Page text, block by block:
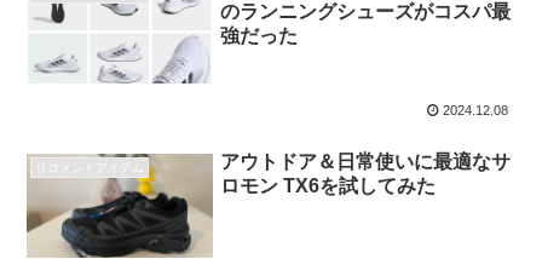
のランニングシューズがコスパ最
強だった
2024.12.08
リコメンドアイテム
アウトドア＆日常使いに最適なサ
ロモン TX6を試してみた